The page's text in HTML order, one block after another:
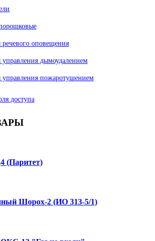
оповещения
дымоудалением
пожаротушением
доступа
(Паритет)
Шорох-2 (ИО 313-5/1)